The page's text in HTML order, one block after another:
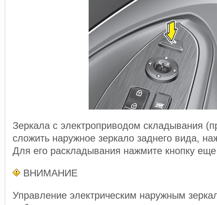
Зеркала с электроприводом складывания
сложить наружное зеркало заднего вида,
Для его раскладывания нажмите кнопку
ВНИМАНИЕ
Управление электрическим наружным